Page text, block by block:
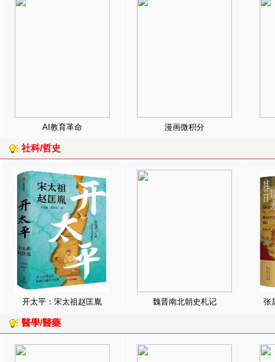
AI教育革命 漫画微积分
社科/哲史
开太平：宋太祖赵匡胤 魏晋南北朝史札记 张
醫學/醫藥